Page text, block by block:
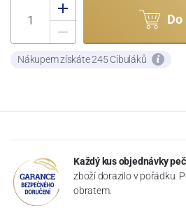
Nákupem získáte 245 Cibuláků
Každý kus objednávky
zboží dorazilo v pořádku.
obratem.